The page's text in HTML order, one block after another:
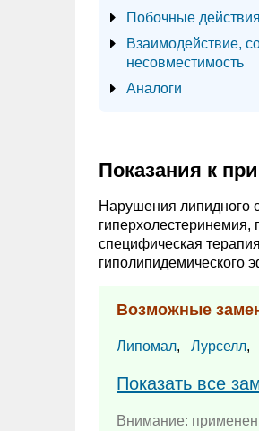
Побочные действия
Взаимодействие,
несовместимость
Аналоги
Показания к
Нарушения липидного
гиперхолестеринемия,
специфическая
гиполипидемического
Возможные
Липомал, Лурселл,
Показать все
Внимание: